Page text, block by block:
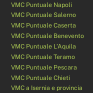
VMC Puntuale Napoli
VMC Puntuale Salerno
VMC Puntuale Caserta
VMC Puntuale Benevento
VMC Puntuale L’Aquila
VMC Puntuale Teramo
VMC Puntuale Pescara
VMC Puntuale Chieti
VMC a Isernia e provincia